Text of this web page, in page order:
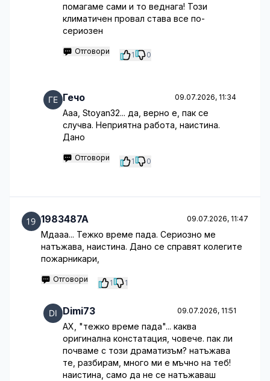
помагаме сами и то веднага! Този
климатичен провал става все по-
сериозен
Отговори 1 0
Гечо 09.07.2026, 11:34
Ааа, Stoyan32... да, верно е, пак се
случва. Неприятна работа, наистина.
Дано
Отговори 1 0
1983487A 09.07.2026, 11:47
Мдааа... Тежко време пада. Сериозно ме
натъжава, наистина. Дано се справят колегите
пожарникари,
Отговори 1 1
Dimi73 09.07.2026, 11:51
АХ, "тежко време пада"... каква
оригинална констатация, човече. пак ли
почваме с този драматизъм? натъжава
те, разбирам, много ми е мъчно на теб!
наистина, само да не се натъжаваш